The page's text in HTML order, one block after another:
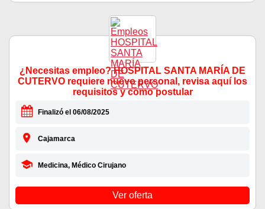
¿Necesitas empleo? HOSPITAL SANTA MARÍA DE
CUTERVO requiere nuevo personal, revisa aquí los
requisitos y como postular
Finalizó el 06/08/2025
Cajamarca
Medicina, Médico Cirujano
Ver oferta